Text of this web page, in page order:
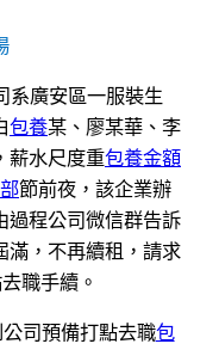
系廣安區一服裝生
包養某、廖某華、李
薪水尺度重包養金額
節前夜，該企業辦
過程公司微信群告訴
滿，不再續租，請求
職手續。
司預備打點去職包